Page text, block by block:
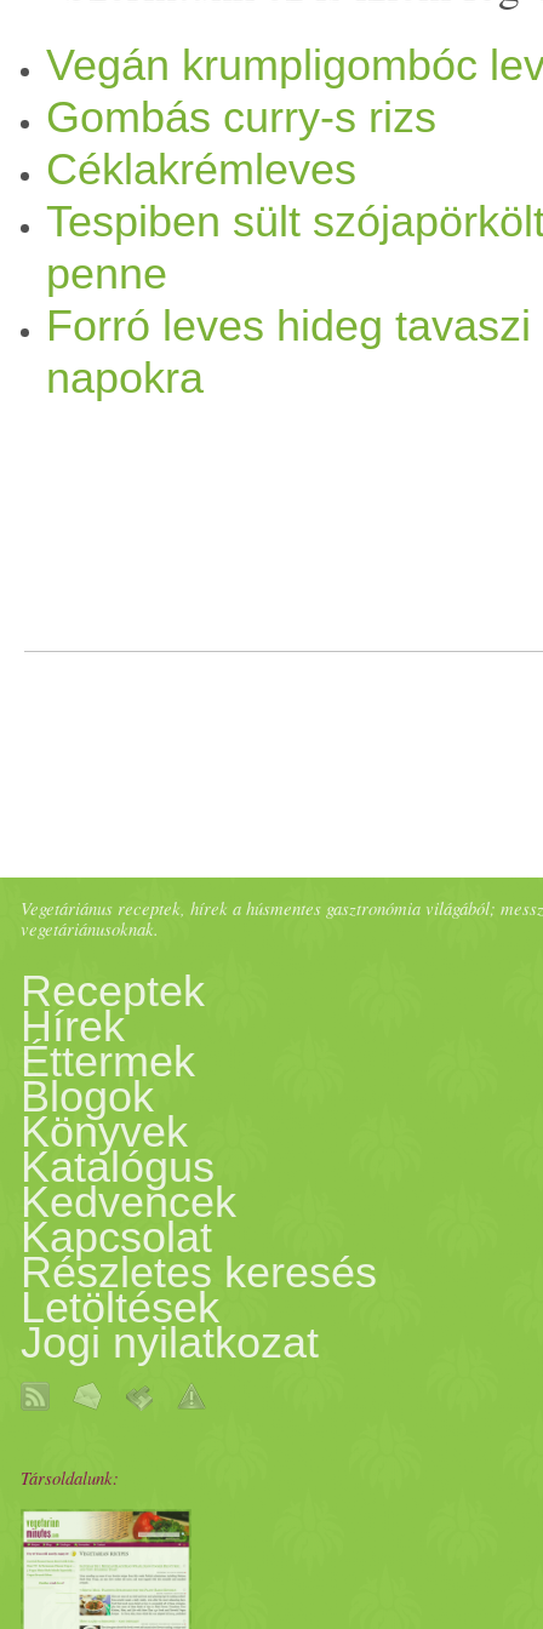
amennyit jónak látunk (mi
jó, hakrémes).
hozzá pirítóst,pirított mag
Vegán krumpligombóc
Gombás curry-s rizs
Céklakrémleves
Tespiben sült
penne
Forró leves hideg tavaszi
napokra
Vegetáriánus receptek, hírek a húsmentes gasztronómia világából;
vegetáriánusoknak.
Receptek
Hírek
Éttermek
Blogok
Könyvek
Katalógus
Kedvencek
Kapcsolat
Részletes keresés
Letöltések
Jogi nyilatkozat
Társoldalunk: